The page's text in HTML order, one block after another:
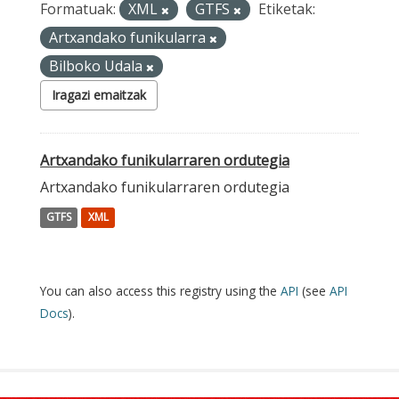
Formatuak: XML GTFS
Etiketak:
Artxandako funikularra
Bilboko Udala
Iragazi emaitzak
Artxandako funikularraren ordutegia
Artxandako funikularraren ordutegia
GTFS XML
You can also access this registry using the API (see API
Docs).